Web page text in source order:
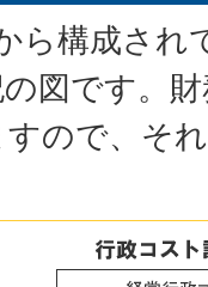
ら構成され
図です。
ので、そ